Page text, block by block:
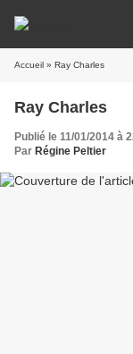
Accueil » Ray Charles
Ray Charles
Publié le 11/01/2014 à
Par Régine Peltier